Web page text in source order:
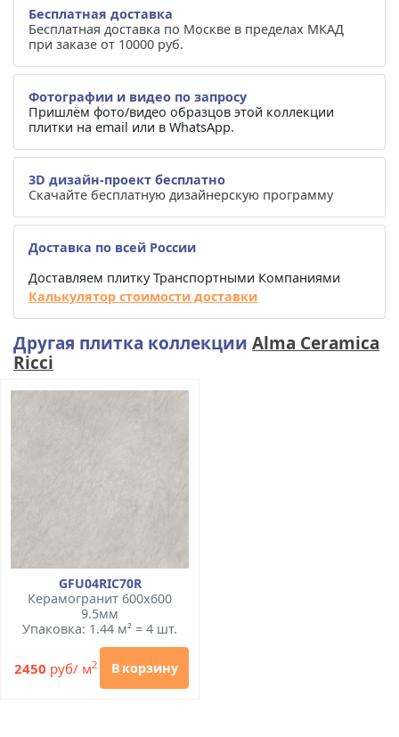
Бесплатная доставка
Бесплатная доставка по Москве в пределах МКАД
при заказе от 10000 руб.
Фотографии и видео по запросу
Пришлём фото/видео образцов этой коллекции
плитки на email или в WhatsApp.
3D дизайн-проект бесплатно
Скачайте бесплатную дизайнерскую программу
Доставка по всей России
Доставляем плитку Транспортными Компаниями
Калькулятор стоимости доставки
Другая плитка коллекции Alma Ceramica
Ricci
GFU04RIC70R
Керамогранит 600x600
9.5мм
Упаковка: 1.44 м² = 4 шт.
2450 руб/ м2 В корзину